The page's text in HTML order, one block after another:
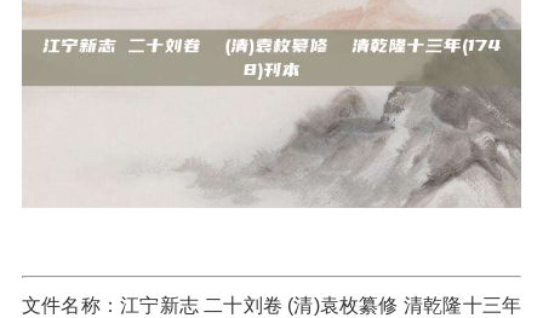
文件名称：江宁新志 二十刘卷 (清)袁枚纂修 清乾隆十三年